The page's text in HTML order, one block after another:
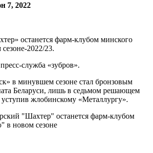
7, 2022
останется фарм-клубом минского
2022/23.
служба «зубров».
в минувшем сезоне стал бронзовым
Беларуси, лишь в седьмом решающем
жлобинскому «Металлургу».